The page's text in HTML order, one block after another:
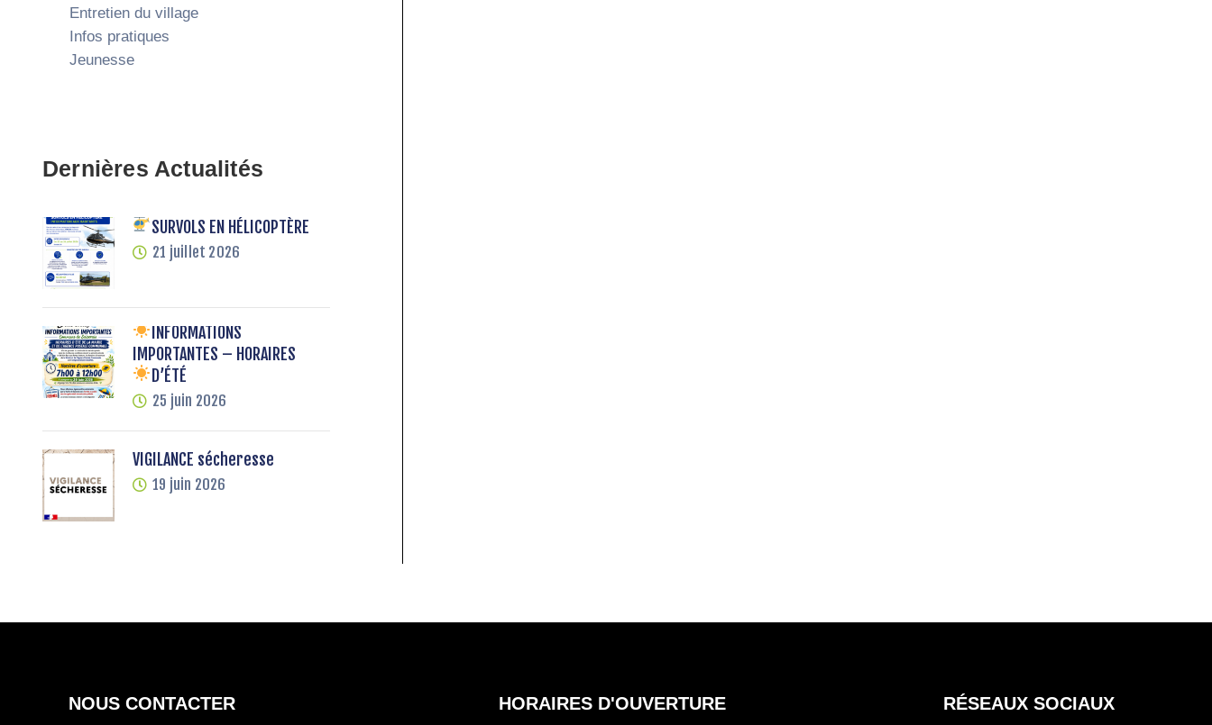
Entretien du village
Infos pratiques
Jeunesse
Dernières Actualités
SURVOLS EN HÉLICOPTÈRE
21 juillet 2026
INFORMATIONS
IMPORTANTES – HORAIRES
D’ÉTÉ
25 juin 2026
VIGILANCE sécheresse
19 juin 2026
NOUS CONTACTER HORAIRES D'OUVERTURE RÉSEAUX SOCIAUX